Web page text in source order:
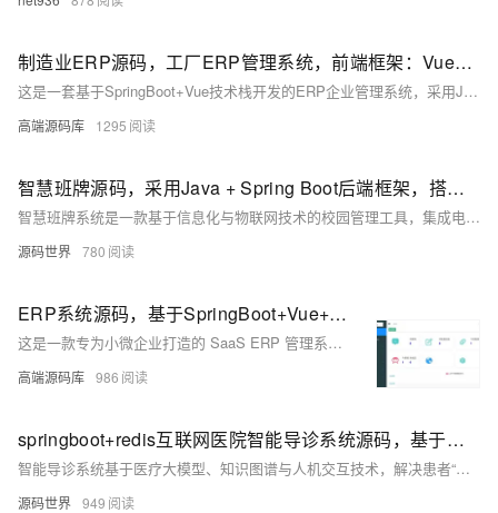
制造业ERP源码，工厂ERP管理系统，前端框架：Vue，后端框架：SpringBoot
这是一套基于SpringBoot+Vue技术栈开发的ERP企业管理系统，采用Java语言与vscode工具。系统涵盖采购/销售、出入库、生产、品质管理等功能，整合客户与供应商数据，支持在线协同和业务全流程管控。同时提供主数据管理、权限控制、工作流审批、报表自定义及打印、在线报表开发和自定义表单功能，助力企业实现高效自动化管理，并通过UniAPP实现移动端支持，满足多场景应用需求。
高端源码库 1295
智慧班牌源码，采用Java + Spring Boot后端框架，搭配Vue2前端技术，支持SaaS云部署
智慧班牌系统是一款基于信息化与物联网技术的校园管理工具，集成电子屏显示、人脸识别及数据交互功能，实现班级信息展示、智能考勤与家校互通。系统采用Java + Spring Boot后端框架，搭配Vue2前端技术，支持SaaS云部署与私有化定制。核心功能涵盖信息发布、考勤管理、教务处理及数据分析，助力校园文化建设与教学优化。其综合性和可扩展性有效打破数据孤岛，提升交互体验并降低管理成本，适用于日常教学、考试管理和应急场景，为智慧校园建设提供全面解决方案。
源码世界 780
ERP系统源码，基于SpringBoot+Vue+ElementUI+UniAPP开发
这是一款专为小微企业打造的 SaaS ERP 管理系统，基于 SpringBoot+Vue+ElementUI+UniAPP 技术栈开发，帮助企业轻松上云。系统覆盖进销存、采购、销售、生产、财务、品质、OA 办公及 CRM 等核心功能，业务流程清晰且操作简便。支持二次开发与商用，提供自定义界面、审批流配置及灵活报表设计，助力企业高效管理与数字化转型。
高端源码库 986
springboot+redis互联网医院智能导诊系统源码，基于医疗大模型、知识图谱、人机交互方式实现
智能导诊系统基于医疗大模型、知识图谱与人机交互技术，解决患者“知症不知病”“挂错号”等问题。通过多模态交互（语音、文字、图片等）收集病情信息，结合医学知识图谱和深度推理，实现精准的科室推荐和分级诊疗引导。系统支持基于规则模板和数据模型两种开发原理：前者依赖人工设定症状-科室规则，后者通过机器学习或深度学习分析问诊数据。其特点包括快速病情收集、智能病症关联推理、最佳就医推荐、分级导流以及与院内平台联动，提升患者就诊效率和服务体验。技术架构采用 SpringBoot+Redis+MyBatis Plus+MySQL+RocketMQ，确保高效稳定运行。
源码世界 949